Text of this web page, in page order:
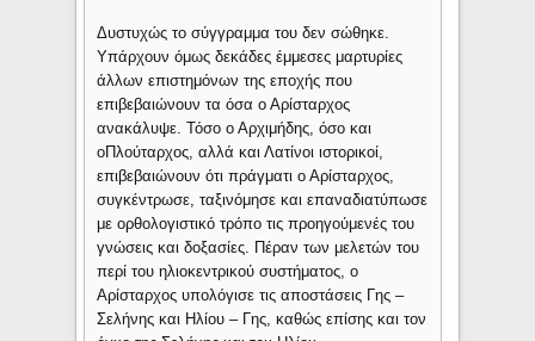
Δυστυχώς το σύγγραμμα του δεν σώθηκε.
Υπάρχουν όμως δεκάδες έμμεσες μαρτυρίες
άλλων επιστημόνων της εποχής που
επιβεβαιώνουν τα όσα ο Αρίσταρχος
ανακάλυψε. Τόσο ο Αρχιμήδης, όσο και
οΠλούταρχος, αλλά και Λατίνοι ιστορικοί,
επιβεβαιώνουν ότι πράγματι ο Αρίσταρχος,
συγκέντρωσε, ταξινόμησε και επαναδιατύπωσε
με ορθολογιστικό τρόπο τις προηγούμενές του
γνώσεις και δοξασίες. Πέραν των μελετών του
περί του ηλιοκεντρικού συστήματος, ο
Αρίσταρχος υπολόγισε τις αποστάσεις Γης –
Σελήνης και Ηλίου – Γης, καθώς επίσης και τον